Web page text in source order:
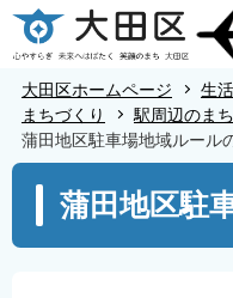
こ
の
の
頭
大田区ホームページ 生
まちづくり
駅周辺のま
蒲田地区駐車場地域ルール
こ
蒲田地区駐